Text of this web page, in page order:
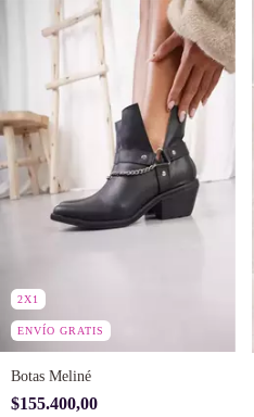
2X1
ENVÍO GRATIS
Botas Meliné
$155.400,00